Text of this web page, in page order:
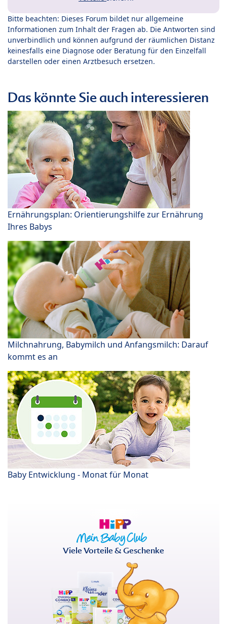
Bitte beachten: Dieses Forum bildet nur allgemeine
Informationen zum Inhalt der Fragen ab. Die Antworten sind
unverbindlich und können aufgrund der räumlichen Distanz
keinesfalls eine Diagnose oder Beratung für den Einzelfall
darstellen oder einen Arztbesuch ersetzen.
Das könnte Sie auch interessieren
Ernährungsplan: Orientierungshilfe zur Ernährung
Ihres Babys
Milchnahrung, Babymilch und Anfangsmilch: Darauf
kommt es an
Baby Entwicklung - Monat für Monat
Viele Vorteile & Geschenke